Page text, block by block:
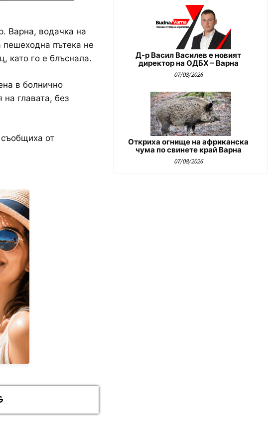
Варна, водачка на
пътека не
като го е блъснала.
в болнично
главата, без
от
Д-р Васил Василев е новият
директор на ОДБХ – Варна
07/08/2026
Откриха огнище на африканска
чума по свинете край Варна
07/08/2026